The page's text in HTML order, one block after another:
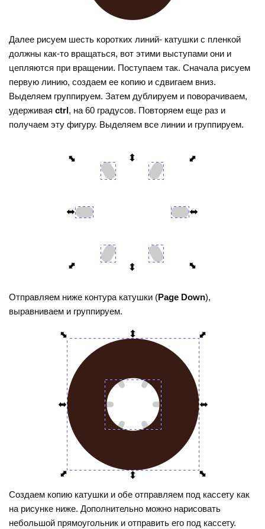
Далее рисуем шесть коротких линий- катушки с пленкой
должны как-то вращаться, вот этими выступами они и
цепляются при вращении. Поступаем так. Сначала рисуем
первую линию, создаем ее копию и сдвигаем вниз.
Выделяем группируем. Затем дублируем и поворачиваем,
удерживаяctrl, на 60 градусов. Повторяем еще раз и
получаем эту фигуру. Выделяем все линии и группируем.
Отправляем ниже контура катушки (Page Down),
выравниваем и группируем.
Создаем копию катушки и обе отправляем под кассету как
на рисунке ниже. Дополнительно можно нарисовать
небольшой прямоугольник и отправить его под кассету.